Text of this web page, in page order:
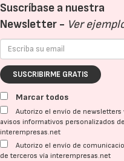
Suscríbase a nuestra
Newsletter - Ver
SUSCRIBIRME GRATIS
Marcar todos
Autorizo el envío de newsletters
avisos informativos personalizados de
interempresas.net
Autorizo el envío de
de terceros vía interempresas.net